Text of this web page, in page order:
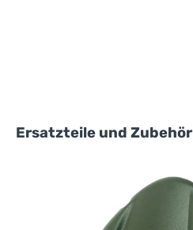
Produktgalerie überspringen
Ersatzteile und Zubehör